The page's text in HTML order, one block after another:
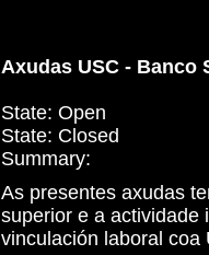
Axudas USC - Banco
State: Open
State: Closed
Summary:
As presentes axudas
superior e a actividade
vinculación laboral coa